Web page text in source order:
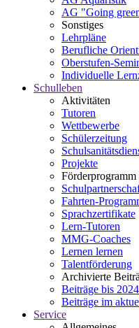
AG "Going
Sonstiges
Lehrpläne
Berufliche
Oberstufen-
Individuelle
Schulleben
Aktivitäten
Tutoren
Wettbewerbe
Schülerzeitung
Projekte
Förderprogramm
Fahrten-
Sprachzertifikate
Lern-Tutoren
MMG-Coaches
Lernen lernen
Talentförderung
Archivierte
Beiträge bis
Beiträge im
Service